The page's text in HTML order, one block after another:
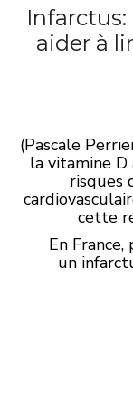
aider à
(Pascale
la vitamine
risques
cette
En
un